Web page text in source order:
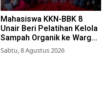
Mahasiswa KKN-BBK 8
Unair Beri Pelatihan Kelola
Sampah Organik ke Warga
Simokerto Surabaya
Sabtu, 8 Agustus 2026